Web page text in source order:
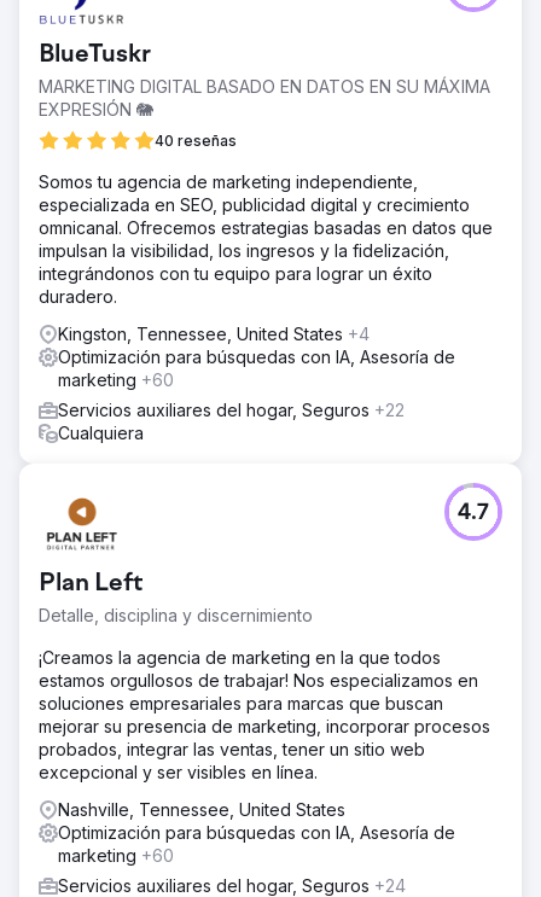
BlueTuskr
MARKETING DIGITAL BASADO EN DATOS EN SU MÁXIMA
EXPRESIÓN 🐘
40 reseñas
Somos tu agencia de marketing independiente,
especializada en SEO, publicidad digital y crecimiento
omnicanal. Ofrecemos estrategias basadas en datos que
impulsan la visibilidad, los ingresos y la fidelización,
integrándonos con tu equipo para lograr un éxito
duradero.
Kingston, Tennessee, United States +4
Optimización para búsquedas con IA, Asesoría de
marketing +60
Servicios auxiliares del hogar, Seguros +22
Cualquiera
Plan Left
Detalle, disciplina y discernimiento
4.7
¡Creamos la agencia de marketing en la que todos
estamos orgullosos de trabajar! Nos especializamos en
soluciones empresariales para marcas que buscan
mejorar su presencia de marketing, incorporar procesos
probados, integrar las ventas, tener un sitio web
excepcional y ser visibles en línea.
Nashville, Tennessee, United States
Optimización para búsquedas con IA, Asesoría de
marketing +60
Servicios auxiliares del hogar, Seguros +24